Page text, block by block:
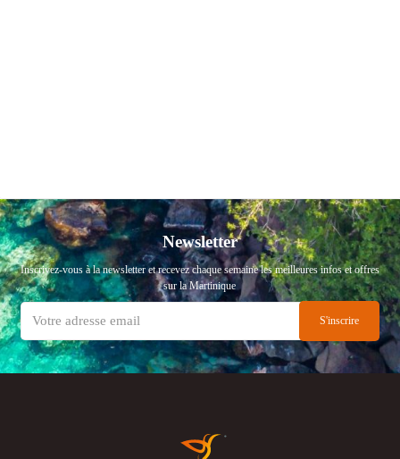
Newsletter
Inscrivez-vous à la newsletter et recevez chaque semaine les meilleures infos et offres
sur la Martinique